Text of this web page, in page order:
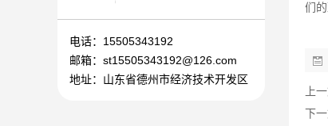
电话：15505343192
邮箱：st15505343192@126.com
地址：山东省德州市经济技术开发区
们
上
下一